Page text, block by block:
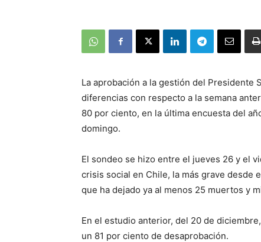
La aprobación a la gestión del Presidente
diferencias con respecto a la semana
80 por ciento, en la última encuesta del
domingo.
El sondeo se hizo entre el jueves 26 y el
crisis social en Chile, la más grave desde
que ha dejado ya al menos 25 muertos y
En el estudio anterior, del 20 de
un 81 por ciento de desaprobación.